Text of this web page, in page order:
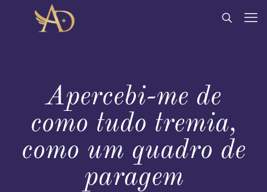
Apercebi-me de
como tudo tremia,
como um quadro de
paragem